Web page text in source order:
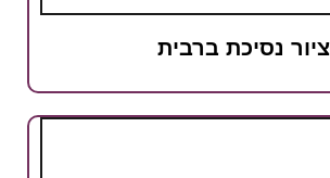
ציור נסיכת ברבית